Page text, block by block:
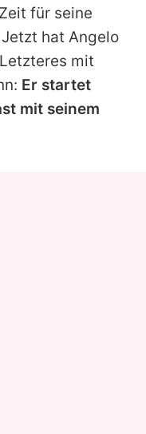
für seine
hat Angelo
mit
Er startet
mit seinem